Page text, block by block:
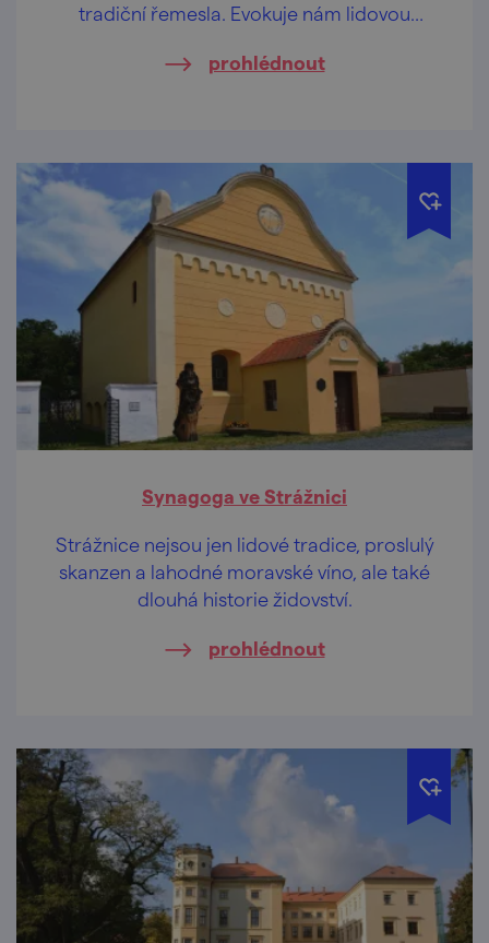
tradiční řemesla. Evokuje nám lidovou
dvou místech.
prohlédnout
Synagoga ve Strážnici
Strážnice nejsou jen lidové tradice, proslulý
skanzen a lahodné moravské víno, ale také
dlouhá historie židovství.
prohlédnout